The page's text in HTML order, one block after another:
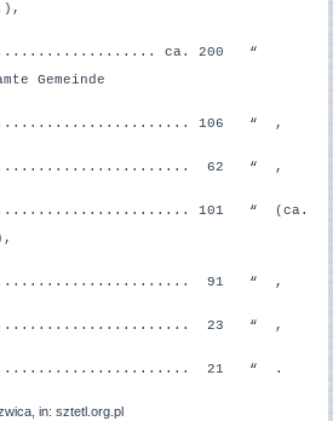
ca. 200 “
Gemeinde
106 “ ,
....................... 62 “ ,
101 “ (ca.
....................... 91 “ ,
....................... 23 “ ,
....................... 21 “ .
in: sztetl.org.pl